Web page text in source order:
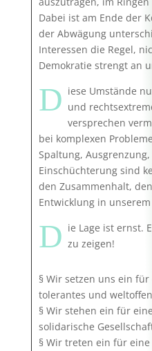
Dabei ist am Ende der
der Abwägung
Interessen die Regel,
Demokratie strengt an
D iese Umstände
und
versprechen
bei komplexen
Spaltung,
Einschüchterung sind
den Zusammenhalt,
Entwicklung in unserem
D ie Lage ist ernst.
zu zeigen!
§ Wir setzen uns ein
tolerantes und
§ Wir stehen ein für
solidarische
§ Wir treten ein für